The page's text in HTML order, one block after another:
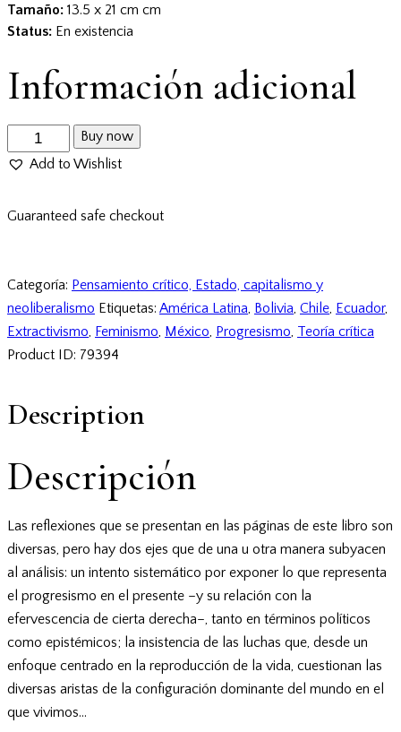
Tamaño: 13.5 x 21 cm cm
Status: En existencia
Información adicional
Buy now
Add to Wishlist
Guaranteed safe checkout
Categoría: Pensamiento crítico, Estado, capitalismo y
neoliberalismo Etiquetas: América Latina, Bolivia, Chile, Ecuador,
Extractivismo, Feminismo, México, Progresismo, Teoría crítica
Product ID: 79394
Description
Descripción
Las reflexiones que se presentan en las páginas de este libro son
diversas, pero hay dos ejes que de una u otra manera subyacen
al análisis: un intento sistemático por exponer lo que representa
el progresismo en el presente –y su relación con la
efervescencia de cierta derecha–, tanto en términos políticos
como epistémicos; la insistencia de las luchas que, desde un
enfoque centrado en la reproducción de la vida, cuestionan las
diversas aristas de la configuración dominante del mundo en el
que vivimos…